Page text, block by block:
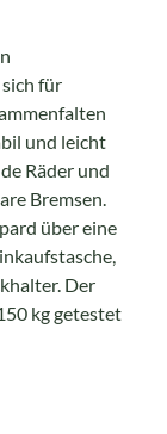
für
und leicht
Räder und
Bremsen.
über eine
Der
kg getestet